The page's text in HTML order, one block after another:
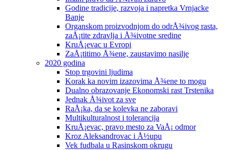
Godine tradicije, razvoja i napretka Vrnjacke
Banje
Organskom proizvodnjom do odrÅ¾ivog rasta,
zaÅ¡tite zdravlja i Å¾ivotne sredine
KruÅ¡evac u Evropi
ZaÅ¡titimo Å¾ene, zaustavimo nasilje
2020 godina
Stop trgovini ljudima
Korak ka novim izazovima Å¾ene to mogu
Dualno obrazovanje Ekonomski rast Trstenika
Jednak Å¾ivot za sve
RaÅ¡ka, da se kolevka ne zaboravi
Multikulturalnost i tolerancija
KruÅ¡evac, pravo mesto za VaÅ¡ odmor
Kroz Aleksandrovac i Å½upu
Vek fudbala u Rasinskom okrugu